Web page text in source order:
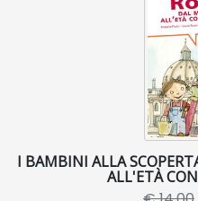
I BAMBINI ALLA
ALL'ETÀ